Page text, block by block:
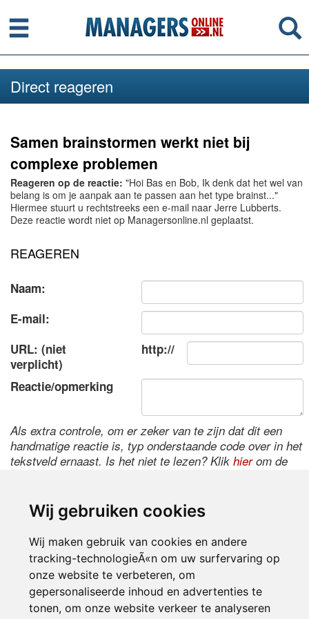
Wij gebruiken cookies
Wij maken gebruik van cookies en andere
tracking-technologieÃ«n om uw surfervaring op
onze website te verbeteren, om
gepersonaliseerde inhoud en advertenties te
tonen, om onze website verkeer te analyseren
Menu
Direct reageren
Samen brainstormen werkt niet bij
complexe problemen
Reageren op de reactie: "Hoi Bas en Bob, Ik denk dat het wel van
belang is om je aanpak aan te passen aan het type brainst..."
Hiermee stuurt u rechtstreeks een e-mail naar Jerre Lubberts.
Deze reactie wordt niet op Managersonline.nl geplaatst.
REAGEREN
Naam:
E-mail:
URL: (niet
verplicht)
http://
Reactie/opmerking
Als extra controle, om er zeker van te zijn dat dit een
handmatige reactie is, typ onderstaande code over in het
tekstveld ernaast. Is het niet te lezen? Klik hierom de